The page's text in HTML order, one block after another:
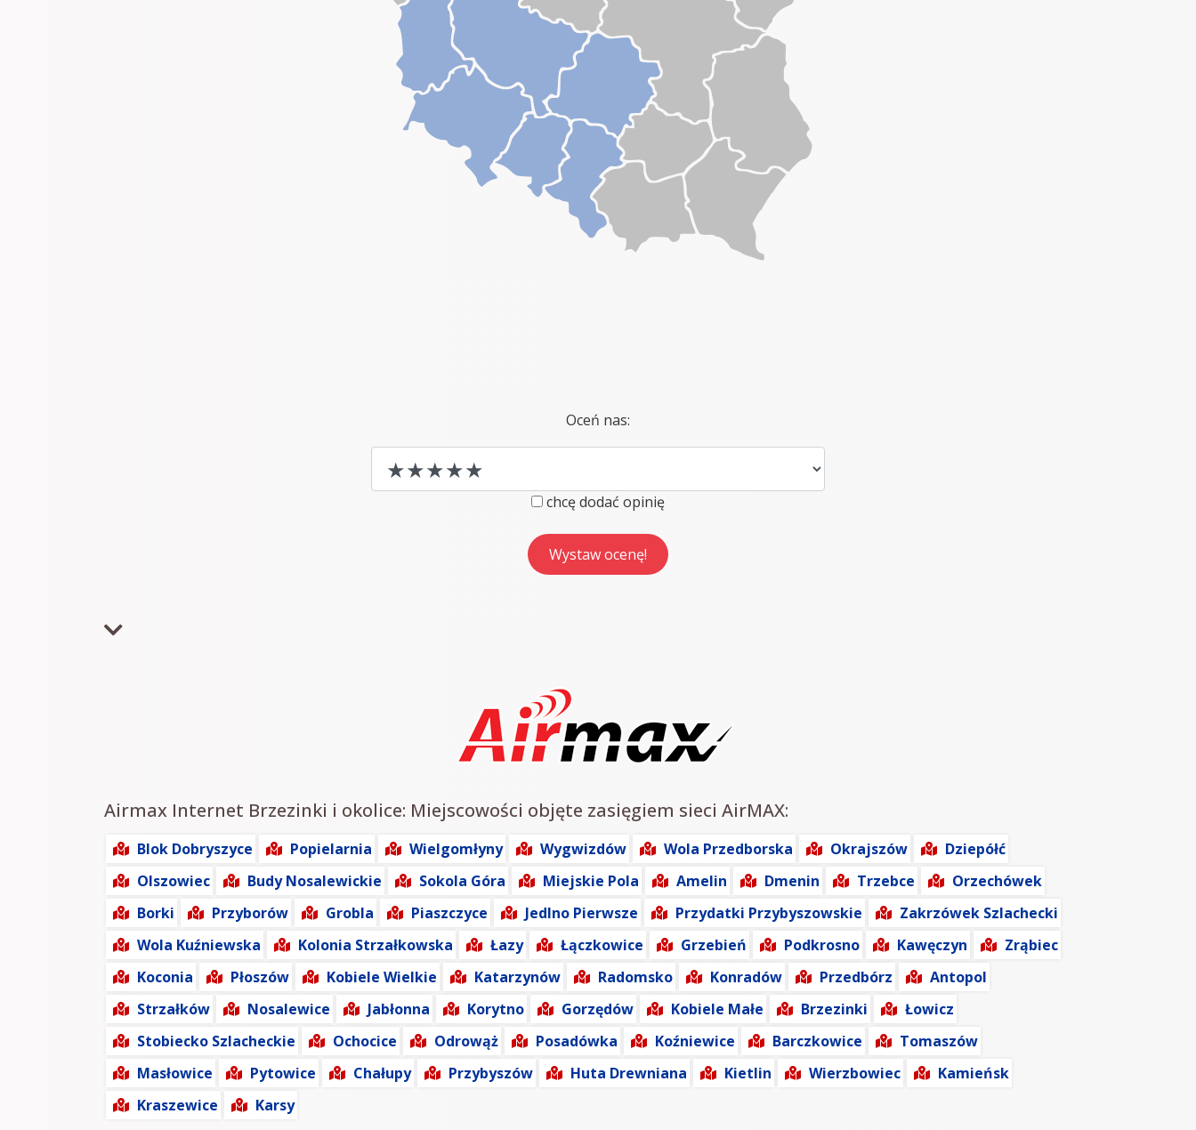
Oceń nas:
chcę dodać opinię
Airmax Internet Brzezinki i okolice: Miejscowości objęte zasięgiem sieci AirMAX:
Blok Dobryszyce Popielarnia Wielgomłyny Wygwizdów Wola Przedborska Okrajszów
Dziepółć
Olszowiec
Budy Nosalewickie Sokola Góra Miejskie Pola Amelin Dmenin Trzebce
Orzechówek
Borki
Przyborów Grobla Piaszczyce Jedlno Pierwsze Przydatki Przybyszowskie
Zakrzówek Szlachecki
Wola Kuźniewska
Kolonia Strzałkowska Łazy Łączkowice Grzebień Podkrosno Kawęczyn
Zrąbiec
Koconia
Płoszów Kobiele Wielkie Katarzynów Radomsko Konradów Przedbórz
Antopol
Strzałków
Nosalewice Jabłonna Korytno Gorzędów Kobiele Małe Brzezinki
Łowicz
Stobiecko Szlacheckie
Ochocice Odrowąż Posadówka Koźniewice Barczkowice
Tomaszów
Masłowice
Pytowice Chałupy Przybyszów Huta Drewniana Kietlin Wierzbowiec
Kamieńsk
Kraszewice
Karsy